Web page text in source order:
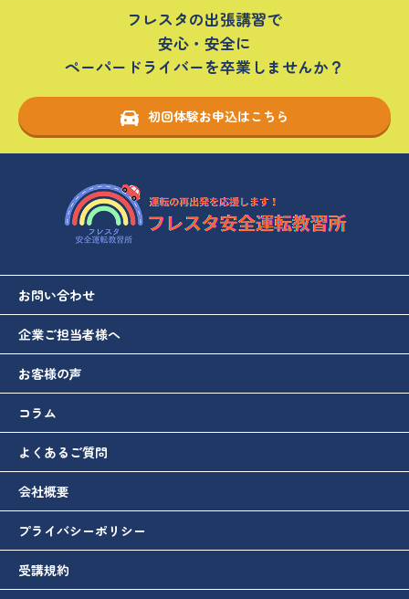
フレスタの出張講習で
安心・安全に
ペーパードライバーを卒業しませんか？
初回体験お申込はこちら
お問い合わせ
企業ご担当者様へ
お客様の声
コラム
よくあるご質問
会社概要
プライバシーポリシー
受講規約